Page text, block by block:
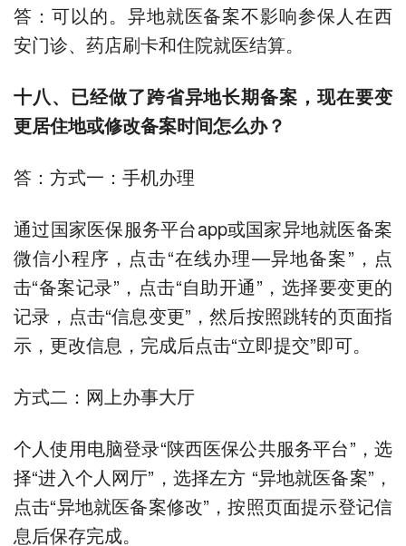
答：可以的。异地就医备案不影响参保人在西
安门诊、药店刷卡和住院就医结算。
十八、已经做了跨省异地长期备案，现在要变
更居住地或修改备案时间怎么办？
答：方式一：手机办理
通过国家医保服务平台app或国家异地就医备案
微信小程序，点击“在线办理—异地备案”，点
击“备案记录”，点击“自助开通”，选择要变更的
记录，点击“信息变更”，然后按照跳转的页面指
示，更改信息，完成后点击“立即提交”即可。
方式二：网上办事大厅
个人使用电脑登录“陕西医保公共服务平台”，选
择“进入个人网厅”，选择左方 “异地就医备案”，
点击“异地就医备案修改”，按照页面提示登记信
息后保存完成。